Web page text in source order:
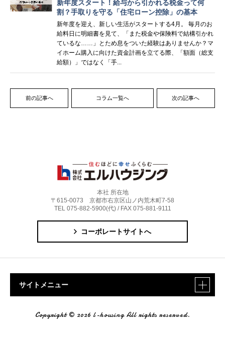
新年度スタート！給与から引かれる税金って何
割？手取りを守る「住宅ローン控除」の基本
新年度を迎え、新しい生活がスタートする4月。 毎月のお
給料日に明細書を見て、「また税金や保険料で結構引かれ
ているな……」とため息をついた経験はありませんか？マ
イホーム購入に向けた資金計画を立てる際、「額面（総支
給額）」ではなく「手...
前の記事へ コラム一覧へ 次の記事へ
本社 所在地
〒615-0073 京都市右京区山ノ内荒木町7-58
TEL 075-882-5900(代) / FAX 075-881-9111
コーポレートサイトへ
サイトメニュー
Copyright © 2026 l-housing All rights reserved.